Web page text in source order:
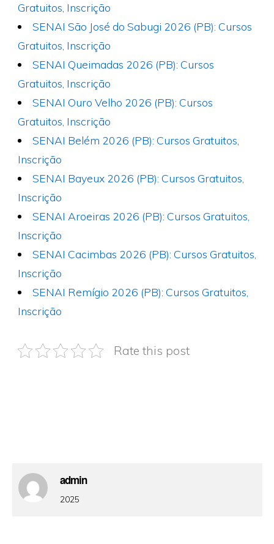
Gratuitos, Inscrição
SENAI São José do Sabugi 2026 (PB): Cursos
Gratuitos, Inscrição
SENAI Queimadas 2026 (PB): Cursos
Gratuitos, Inscrição
SENAI Ouro Velho 2026 (PB): Cursos
Gratuitos, Inscrição
SENAI Belém 2026 (PB): Cursos Gratuitos,
Inscrição
SENAI Bayeux 2026 (PB): Cursos Gratuitos,
Inscrição
SENAI Aroeiras 2026 (PB): Cursos Gratuitos,
Inscrição
SENAI Cacimbas 2026 (PB): Cursos Gratuitos,
Inscrição
SENAI Remígio 2026 (PB): Cursos Gratuitos,
Inscrição
Rate this post
admin
2025